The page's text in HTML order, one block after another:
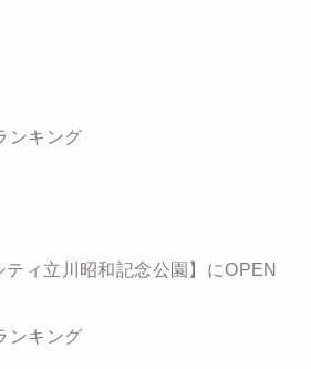
ンキング
ィ立川昭和記念公園】にOPEN
ンキング